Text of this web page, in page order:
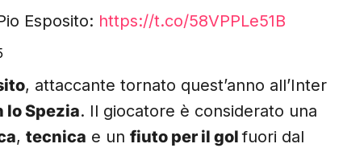
Esposito: https://t.co/58VPPLe51B
, attaccante tornato quest’anno all’Inter
lo Spezia. Il giocatore è considerato una
, tecnica e un fiuto per il golfuori dal